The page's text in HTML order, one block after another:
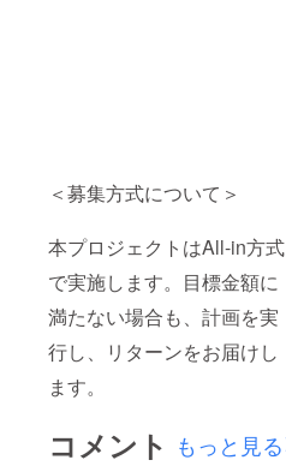
＜募集方式について＞
本プロジェクトはAll-in方式
で実施します。目標金額に
満たない場合も、計画を実
行し、リターンをお届けし
ます。
コメント もっと見る